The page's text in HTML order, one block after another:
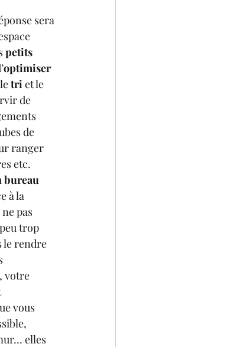
sera
petits
optimiser
tri et le
de
de
ranger
etc.
bureau
à la
pas
trop
le rendre
votre
vous
elles